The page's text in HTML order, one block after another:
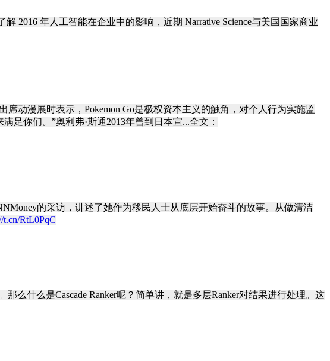
2016 年人工智能在企业中的影响，近期 Narrative Science与美国国家商业
席动漫展时表示，Pokemon Go是极权资本主义的触角，对个人行为实施监
足你们。”奥利弗·斯通2013年曾到日本宣...全文：
的采访，讲述了她作为移民人士从底层开始奋斗的故事。从做清洁
t.cn/RtL0PqC
么什么是Cascade Ranker呢？简单讲，就是多层Ranker对结果进行处理。这